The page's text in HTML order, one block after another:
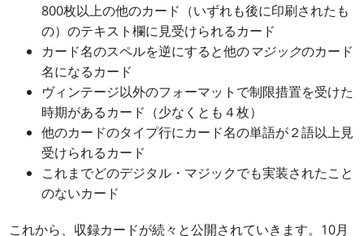
800枚以上の他のカード（いずれも後に印刷されたも
の）のテキスト欄に見受けられるカード
カード名のスペルを逆にすると他のマジックのカード
名になるカード
ヴィンテージ以外のフォーマットで制限措置を受けた
時期があるカード（少なくとも４枚）
他のカードのタイプ行にカード名の単語が２語以上見
受けられるカード
これまでどのデジタル・マジックでも実装されたこと
のないカード
これから、収録カードが続々と公開されていきます。10月